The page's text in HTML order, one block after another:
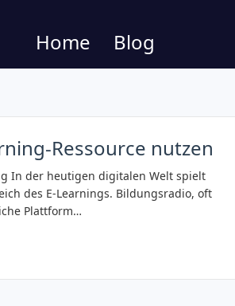
Home Blog
Ressource nutzen
In der heutigen digitalen Welt spielt
des E-Learnings. Bildungsradio, oft
Plattform…